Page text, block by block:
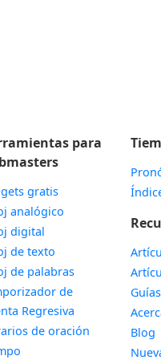
para
gratis
analógico
digital
de texto
de palabras
de
Regresiva
de oración
Blog